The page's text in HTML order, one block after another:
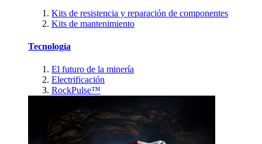
Kits de resistencia y reparación de componentes
Kits de mantenimiento
Tecnología
El futuro de la minería
Electrificación
RockPulse™